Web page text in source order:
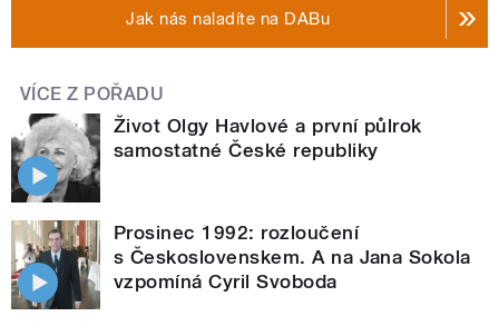
Jak nás naladíte na DABu
VÍCE Z POŘADU
Život Olgy Havlové a první půlrok
samostatné České republiky
Prosinec 1992: rozloučení
s Československem. A na Jana Sokola
vzpomíná Cyril Svoboda